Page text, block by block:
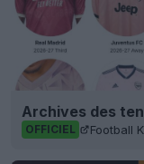
Archives des
OFFICIEL Football